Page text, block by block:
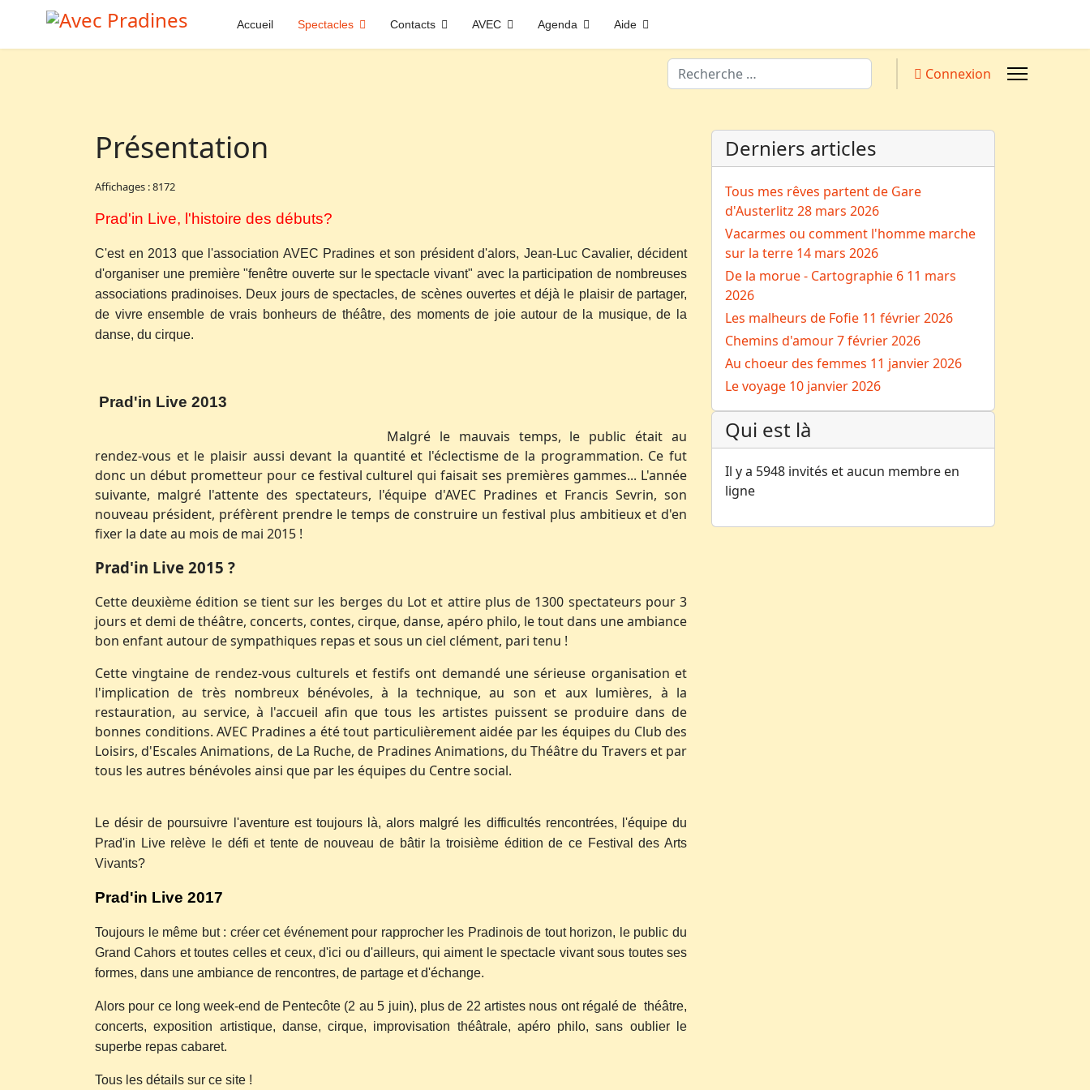
Accueil Spectacles Contacts AVEC Agenda Aide
Valider Connexion
Présentation
Affichages : 8172
Prad'in Live, l'histoire des débuts?
C'est en 2013 que l'association AVEC Pradines et son président d'alors, Jean-Luc Cavalier, décident
d'organiser une première "fenêtre ouverte sur le spectacle vivant" avec la participation de nombreuses
associations pradinoises. Deux jours de spectacles, de scènes ouvertes et déjà le plaisir de partager,
de vivre ensemble de vrais bonheurs de théâtre, des moments de joie autour de la musique, de la
danse, du cirque.
Prad'in Live 2013
Malgré le mauvais temps, le public était au
rendez-vous et le plaisir aussi devant la quantité et l'éclectisme de la programmation. Ce fut
donc un début prometteur pour ce festival culturel qui faisait ses premières gammes... L'année
suivante, malgré l'attente des spectateurs, l'équipe d'AVEC Pradines et Francis Sevrin, son
nouveau président, préfèrent prendre le temps de construire un festival plus ambitieux et d'en
fixer la date au mois de mai 2015 !
Prad'in Live 2015 ?
Cette deuxième édition se tient sur les berges du Lot et attire plus de 1300 spectateurs pour 3
jours et demi de théâtre, concerts, contes, cirque, danse, apéro philo, le tout dans une ambiance
bon enfant autour de sympathiques repas et sous un ciel clément, pari tenu !
Cette vingtaine de rendez-vous culturels et festifs ont demandé une sérieuse organisation et
l'implication de très nombreux bénévoles, à la technique, au son et aux lumières, à la
restauration, au service, à l'accueil afin que tous les artistes puissent se produire dans de
bonnes conditions. AVEC Pradines a été tout particulièrement aidée par les équipes du Club des
Loisirs, d'Escales Animations, de La Ruche, de Pradines Animations, du Théâtre du Travers et par
tous les autres bénévoles ainsi que par les équipes du Centre social.
Le désir de poursuivre l'aventure est toujours là, alors malgré les difficultés rencontrées, l'équipe du
Prad'in Live relève le défi et tente de nouveau de bâtir la troisième édition de ce Festival des Arts
Vivants?
Prad'in Live 2017
Toujours le même but : créer cet événement pour rapprocher les Pradinois de tout horizon, le public du
Grand Cahors et toutes celles et ceux, d'ici ou d'ailleurs, qui aiment le spectacle vivant sous toutes ses
formes, dans une ambiance de rencontres, de partage et d'échange.
Alors pour ce long week-end de Pentecôte (2 au 5 juin), plus de 22 artistes nous ont régalé de théâtre,
concerts, exposition artistique, danse, cirque, improvisation théâtrale, apéro philo, sans oublier le
superbe repas cabaret.
Tous les détails sur ce site !
Derniers articles
Tous mes rêves partent de Gare
d'Austerlitz 28 mars 2026
Vacarmes ou comment l'homme marche
sur la terre 14 mars 2026
De la morue - Cartographie 6 11 mars
2026
Les malheurs de Fofie 11 février 2026
Chemins d'amour7 février 2026
Au choeur des femmes 11 janvier 2026
Le voyage 10 janvier 2026
Qui est là
Il y a 5948 invités et aucun membre en
ligne